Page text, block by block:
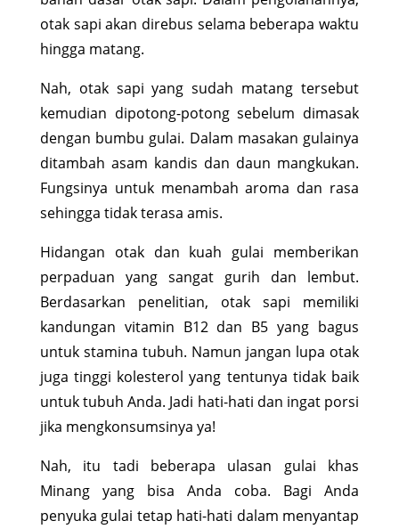
otak sapi akan direbus selama beberapa waktu
hingga matang.
Nah, otak sapi yang sudah matang tersebut
kemudian dipotong-potong sebelum dimasak
dengan bumbu gulai. Dalam masakan gulainya
ditambah asam kandis dan daun mangkukan.
Fungsinya untuk menambah aroma dan rasa
sehingga tidak terasa amis.
Hidangan otak dan kuah gulai memberikan
perpaduan yang sangat gurih dan lembut.
Berdasarkan penelitian, otak sapi memiliki
kandungan vitamin B12 dan B5 yang bagus
untuk stamina tubuh. Namun jangan lupa otak
juga tinggi kolesterol yang tentunya tidak baik
untuk tubuh Anda. Jadi hati-hati dan ingat porsi
jika mengkonsumsinya ya!
Nah, itu tadi beberapa ulasan gulai khas
Minang yang bisa Anda coba. Bagi Anda
penyuka gulai tetap hati-hati dalam menyantap